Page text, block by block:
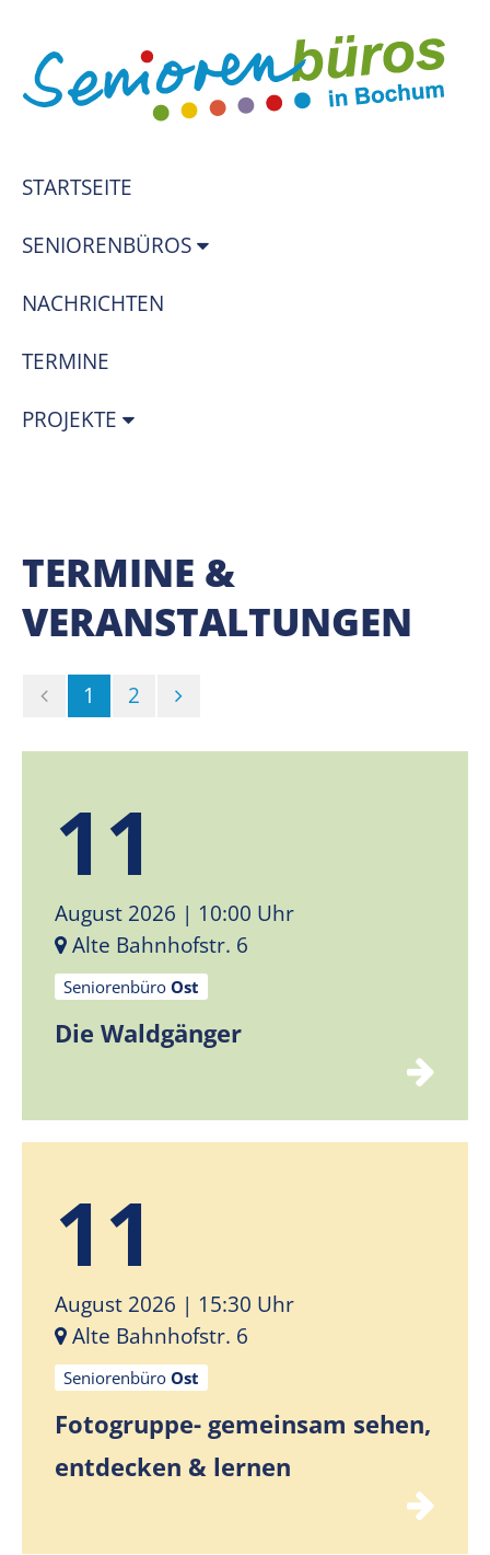
STARTSEITE
SENIORENBÜROS
NACHRICHTEN
TERMINE
PROJEKTE
TERMINE &
VERANSTALTUNGEN
1 (Standort)
2
11
August 2026 | 10:00 Uhr
Alte Bahnhofstr. 6
Seniorenbüro Ost
Die Waldgänger
11
August 2026 | 15:30 Uhr
Alte Bahnhofstr. 6
Seniorenbüro Ost
Fotogruppe- gemeinsam sehen,
entdecken & lernen